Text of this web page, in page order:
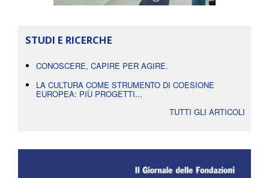
STUDI E RICERCHE
CONOSCERE, CAPIRE PER AGIRE.
LA CULTURA COME STRUMENTO DI COESIONE
EUROPEA: PIÙ PROGETTI...
TUTTI GLI ARTICOLI